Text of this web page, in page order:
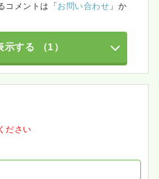
コメントは「 お問い合わせ 」か
示する （1）
ださい